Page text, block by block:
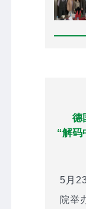
德
“解码
5月
院举